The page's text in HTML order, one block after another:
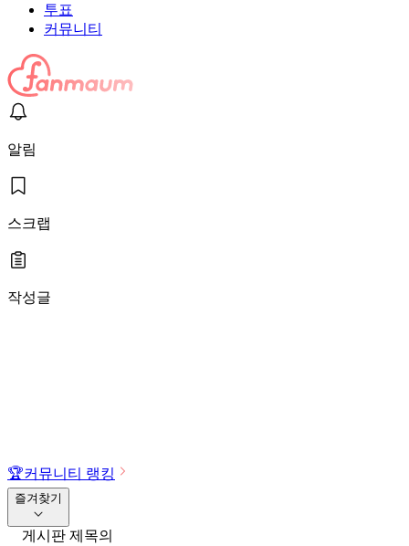
투표
커뮤니티
알림
스크랩
작성글
🏆커뮤니티 랭킹
즐겨찾기
게시판 제목의